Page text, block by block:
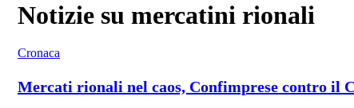
Notizie su mercatini rionali
Cronaca
Mercati rionali nel caos, Confimprese contro il